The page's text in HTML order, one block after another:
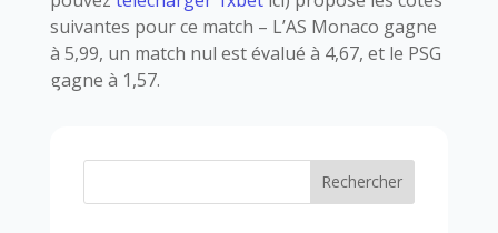
suivantes pour ce match – L’AS Monaco gagne
à 5,99, un match nul est évalué à 4,67, et le PSG
gagne à 1,57.
Rechercher